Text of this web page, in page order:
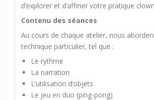
d’explorer et d’affiner votre pratique
Contenu des séances
Au cours de chaque atelier, nous
technique particulier, tel que :
Le rythme
La narration
L’utilisation d’objets
Le jeu en duo (ping-pong)